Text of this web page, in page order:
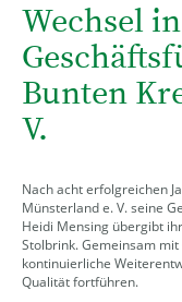
Wechsel
Bunten
V.
Nach acht erfolgreichen
Münsterland e. V. seine
Heidi Mensing übergibt
Stolbrink. Gemeinsam
kontinuierliche
Qualität fortführen.